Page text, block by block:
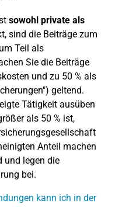
sowohl private als
sind die Beiträge zum
Teil als
Sie die Beiträge
und zu 50 % als
geltend.
Tätigkeit ausüben
als 50 % ist,
Anteil machen
und legen die
bei.
kann ich in der